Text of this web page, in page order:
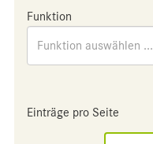
Funktion
Funktion auswählen ...
Einträge pro Seite